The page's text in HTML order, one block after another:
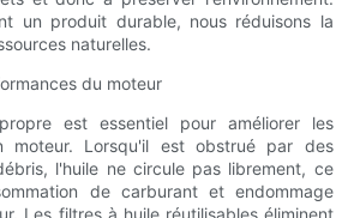
un produit durable, nous réduisons la
naturelles.
du moteur
est essentiel pour améliorer les
moteur. Lorsqu'il est obstrué par des
l'huile ne circule pas librement, ce
de carburant et endommage